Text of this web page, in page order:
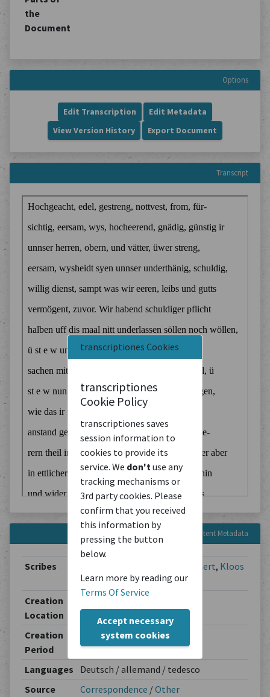
transcriptiones Cookies
transcriptiones
Cookie Policy
transcriptiones saves
session information to
cookies to provide its
service. We don't use any
tracking mechanisms or
3rd party cookies. Please
confirm that you received
this information by
pressing the button
below.
Learn more by reading our
Terms Of Service
Accept necessary
system cookies
the
Document
Options
Edit Transcription
Edit Metadata
View Version History
Export Document
Transcript
Content Metadata
Scribes Am Ryn Walthert, Kloos
Heinrich,Am Rin Batt
Creation
Location
Creation
Period
1593-10-18
Languages
Deutsch / allemand / tedesco
Source
Correspondence /Other